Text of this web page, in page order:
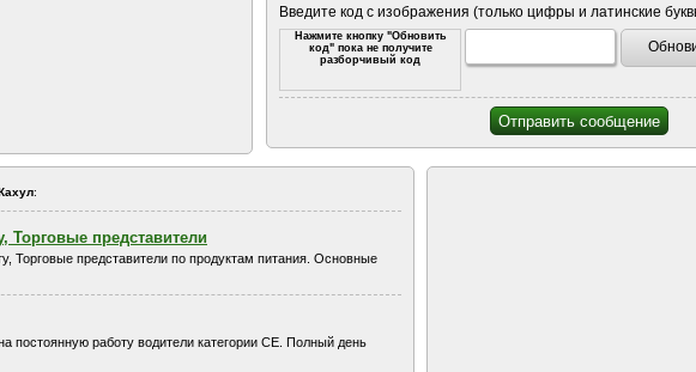
Введите код с изображения (только цифры и латинские
Нажмите кнопку "Обновить
код" пока не получите
разборчивый код
:
Торговые представители
Торговые представители по продуктам питания. Основные
постоянную работу водители категории CE. Полный день